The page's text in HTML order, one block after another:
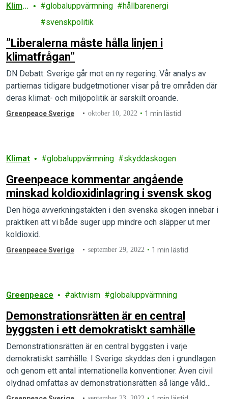
Klima
globaluppvärmning
hållbarenergi
svenskpolitik
”Liberalerna måste hålla linjen i
klimatfrågan”
DN Debatt: Sverige går mot en ny regering. Vår analys av
partiernas tidigare budget­motioner visar på tre områden där
deras klimat- och miljöpolitik är särskilt oroande.
Greenpeace Sverige oktober 10, 2022 1 min lästid
Klimat globaluppvärmning skyddaskogen
Greenpeace kommentar angående
minskad koldioxidinlagring i svensk skog
Den höga avverkningstakten i den svenska skogen innebär i
praktiken att vi både suger upp mindre och släpper ut mer
koldioxid.
Greenpeace Sverige september 29, 2022 1 min lästid
Greenpeace aktivism globaluppvärmning
Demonstrationsrätten är en central
byggsten i ett demokratiskt samhälle
Demonstrationsrätten är en central byggsten i varje
demokratiskt samhälle. I Sverige skyddas den i grundlagen
och genom ett antal internationella konventioner. Även civil
olydnad omfattas av demonstrationsrätten så länge våld…